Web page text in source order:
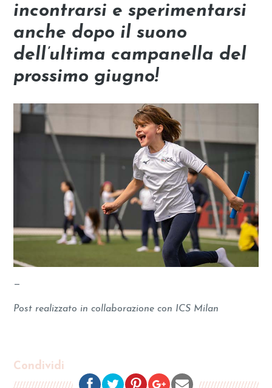
incontrarsi e sperimentarsi
anche dopo il suono
dell’ultima campanella del
prossimo giugno!
—
Post realizzato in collaborazione con ICS Milan
Condividi